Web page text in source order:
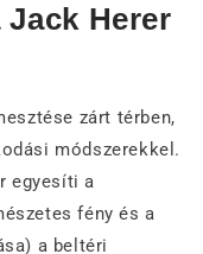
Herer
zárt térben,
módszerekkel.
egyesíti a
fény és a
a beltéri